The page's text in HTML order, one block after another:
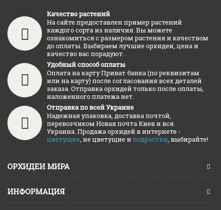
Качество растений
На сайте предоставлен пример растений
каждого сорта из наличия. Вы можете
ознакомиться с размером растения и качеством
до оплаты. Выбираем лучшие орхидеи, цена и
качество вас порадуют.
Удобный способ оплаты
Оплата на карту Приват банка (по реквизитам
или на карту) после согласования всех деталей
заказа. Отправка орхидей только после оплаты,
наложенного платежа нет.
Отправка по всей Украине
Надежная упаковка, доставка почтой,
перевозчиком Новая почта Киев и вся
Украина. Продажа орхидей в интернете -
цветущие, не цветущие иподростки, выбирайте!
ОРХИДЕИ МИРА
ИНФОРМАЦИЯ